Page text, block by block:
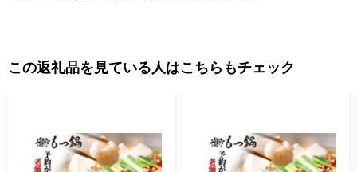
この返礼品を見ている人はこちらもチェック